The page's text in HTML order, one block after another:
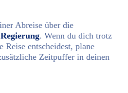
Abreise über die
. Wenn du dich trotz
Reise entscheidest, plane
Zeitpuffer in deinen